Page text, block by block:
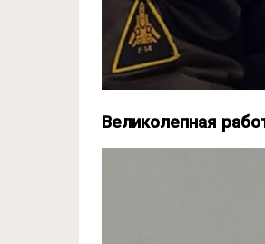
Великолепная